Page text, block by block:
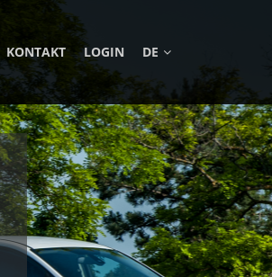
KONTAKT LOGIN DE